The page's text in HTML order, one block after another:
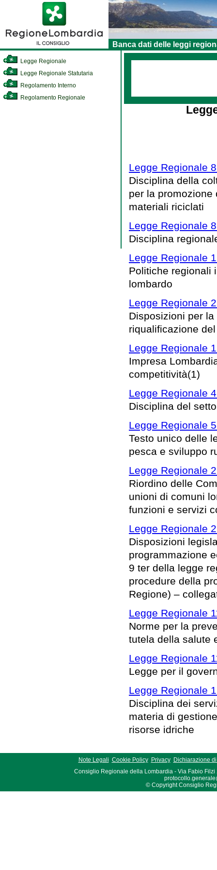
Banca dati delle leggi
Legge Regionale
Legge Regionale Statutaria
Regolamento Interno
Regolamento Regionale
Legge Regionale
Disciplina della
per la
materiali riciclati
Legge Regionale
Disciplina
Legge Regionale
Politiche regionali
lombardo
Legge Regionale
Disposizioni per
riqualificazione
Legge Regionale
Impresa
competitività(1)
Legge Regionale
Disciplina del
Legge Regionale
Testo unico delle
pesca e sviluppo
Legge Regionale
Riordino delle
unioni di comuni
funzioni e servizi
Legge Regionale
Disposizioni
programmazione
9 ter della legge
procedure della
Regione) –
Legge Regionale
Norme per la
tutela della salute
Legge Regionale
Legge per il
Legge Regionale
Disciplina dei
materia di
risorse idriche
Note Legali Cookie Policy Privacy
Dichiarazione
Consiglio Regionale della Lombardia - Via Fabio Filzi
© Copyright Consiglio